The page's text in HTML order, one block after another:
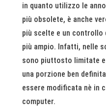
in quanto utilizzo le
più obsolete, è anche
più scelte e un
più ampio. Infatti, nelle
sono piuttosto limitate
una porzione ben
essere modificata nè in
computer.